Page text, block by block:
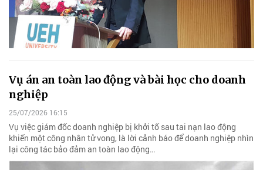
Vụ án an toàn lao động và bài học cho doanh
nghiệp
25/07/2026 16:15
Vụ việc giám đốc doanh nghiệp bị khởi tố sau tai nạn lao động
khiến một công nhân tử vong, là lời cảnh báo để doanh nghiệp nhìn
lại công tác bảo đảm an toàn lao động…